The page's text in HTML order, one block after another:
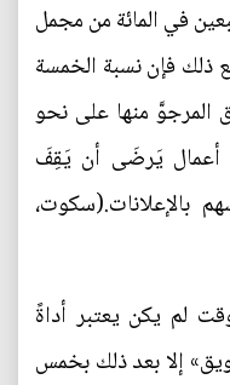
في المائة من مجمل
ذلك فإن نسبة الخمسة
المرجوَّ منها على نحو
يَرضَى أن يَقِفَ
بالإعلانات.(سكوت،
لم يكن يعتبر أداةً
إلا بعد ذلك بخمس